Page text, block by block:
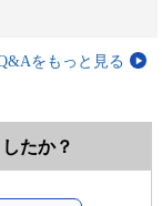
をもっと見る
たか？